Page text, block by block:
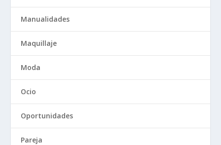
Manualidades
Maquillaje
Moda
Ocio
Oportunidades
Pareja